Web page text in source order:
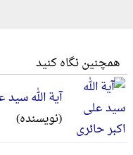
همچنین نگاه کنید
آیة الله
(نویسنده)